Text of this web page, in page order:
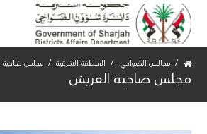
مجالس الضواحي المنطقة الشرقية‎ مجلس ضاحية
مجلس ضاحية الفريش